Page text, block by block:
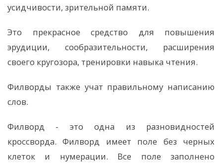
усидчивости, зрительной памяти.
Это прекрасное средство для повышения
эрудиции, сообразительности, расширения
своего кругозора, тренировки навыка чтения.
Филворды также учат правильному написанию
слов.
Филворд - это одна из разновидностей
кроссворда. Филворд имеет поле без черных
клеток и нумерации. Все поле заполнено